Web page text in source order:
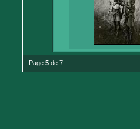
Page 5 de 7